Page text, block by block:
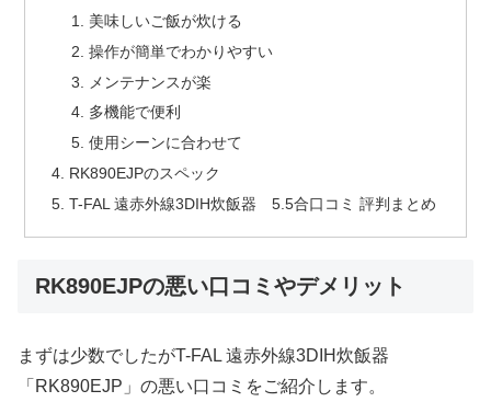
美味しいご飯が炊ける
操作が簡単でわかりやすい
メンテナンスが楽
多機能で便利
使用シーンに合わせて
RK890EJPのスペック
T-FAL 遠赤外線3DIH炊飯器 5.5合口コミ 評判まとめ
RK890EJPの悪い口コミやデメリット
まずは少数でしたがT-FAL 遠赤外線3DIH炊飯器
「RK890EJP」の悪い口コミをご紹介します。